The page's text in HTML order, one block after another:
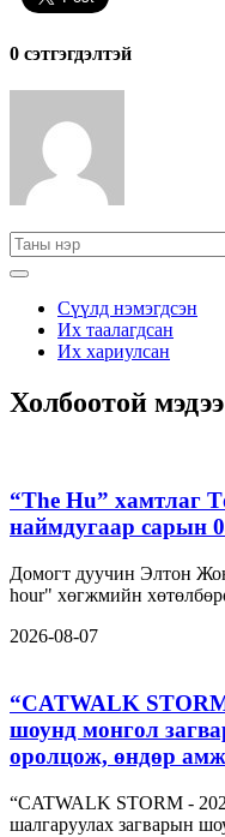
0 cэтгэгдэлтэй
Сүүлд нэмэгдсэн
Их таалагдсан
Их хариулсан
Холбоотой мэдээ
“The Hu” хамтлаг
наймдугаар сарын
Домогт дуучин Элтон
hour" хөгжмийн
2026-08-07
“CATWALK
шоунд монгол
оролцож, өндөр
“CATWALK STORM -
шалгаруулах загварын